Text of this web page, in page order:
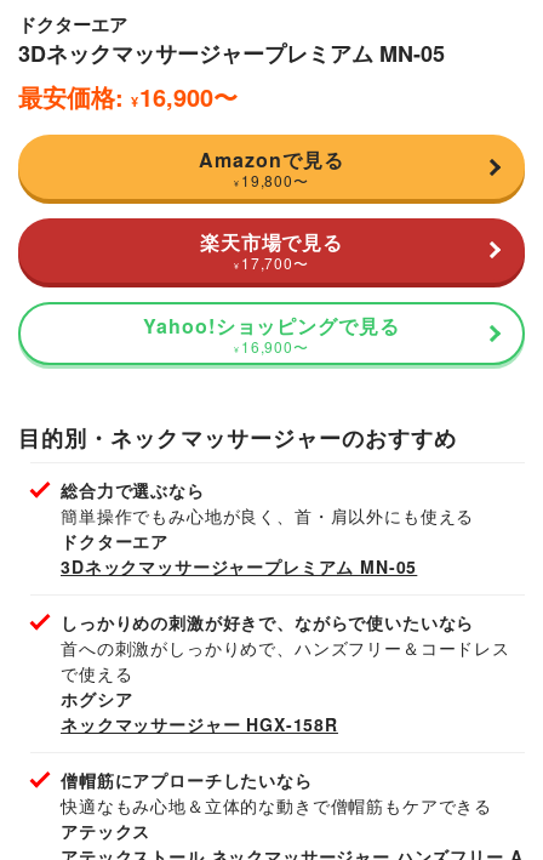
ドクターエア
3Dネックマッサージャープレミアム MN-05
最安価格: ¥16,900〜
Amazonで見る
¥ 19,800〜
楽天市場で見る
¥ 17,700〜
Yahoo!ショッピングで見る
¥ 16,900〜
目的別・ネックマッサージャーのおすすめ
総合力で選ぶなら
簡単操作でもみ心地が良く、首・肩以外にも使える
ドクターエア
3Dネックマッサージャープレミアム MN-05
しっかりめの刺激が好きで、ながらで使いたいなら
首への刺激がしっかりめで、ハンズフリー＆コードレス
で使える
ホグシア
ネックマッサージャー HGX-158R
僧帽筋にアプローチしたいなら
快適なもみ心地＆立体的な動きで僧帽筋もケアできる
アテックス